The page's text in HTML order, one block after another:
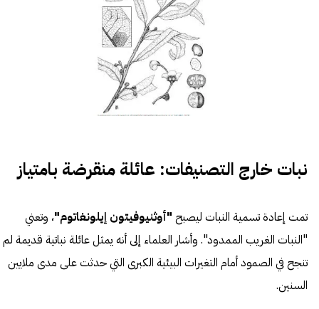
نبات خارج التصنيفات: عائلة منقرضة بامتياز
تمت إعادة تسمية النبات ليصبح "أوثنيوفيتون إيلونغاتوم"، وتعني
"النبات الغريب الممدود". وأشار العلماء إلى أنه يمثل عائلة نباتية قديمة لم
تنجح في الصمود أمام التغيرات البيئية الكبرى التي حدثت على مدى ملايين
السنين.